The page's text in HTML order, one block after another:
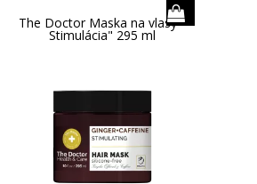
The Doctor Maska na vlasy "
Stimulácia" 295 ml